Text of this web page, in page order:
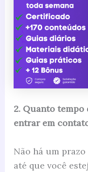
2. Quanto tempo
entrar em
Não há um
até que você